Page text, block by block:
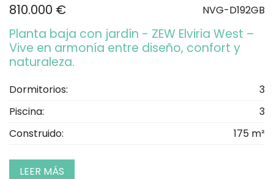
810.000 € NVG-D192GB
Planta baja con jardín - ZEW Elviria West –
Vive en armonía entre diseño, confort y
naturaleza.
Dormitorios:
3
Piscina:
3
Construido:
175 m²
LEER MÁS